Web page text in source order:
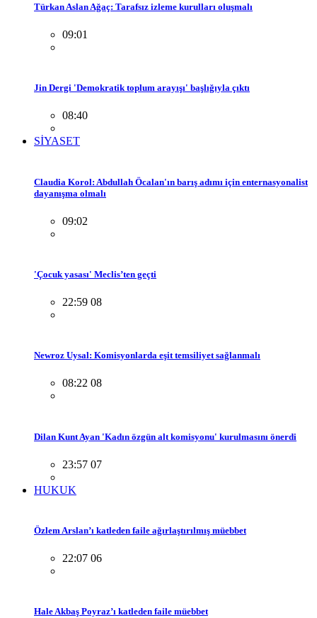
Türkan Aslan Ağaç: Tarafsız izleme kurulları oluşmalı
09:01
Jin Dergi 'Demokratik toplum arayışı' başlığıyla çıktı
08:40
SİYASET
Claudia Korol: Abdullah Öcalan'ın barış adımı için enternasyonalist
dayanışma olmalı
09:02
'Çocuk yasası' Meclis’ten geçti
22:59 08
Newroz Uysal: Komisyonlarda eşit temsiliyet sağlanmalı
08:22 08
Dilan Kunt Ayan 'Kadın özgün alt komisyonu' kurulmasını önerdi
23:57 07
HUKUK
Özlem Arslan’ı katleden faile ağırlaştırılmış müebbet
22:07 06
Hale Akbaş Poyraz’ı katleden faile müebbet